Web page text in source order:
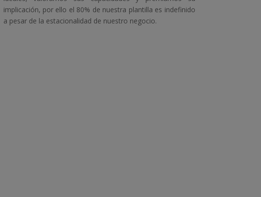
implicación, por ello el 80% de nuestra plantilla es indefinido
a pesar de la estacionalidad de nuestro negocio.